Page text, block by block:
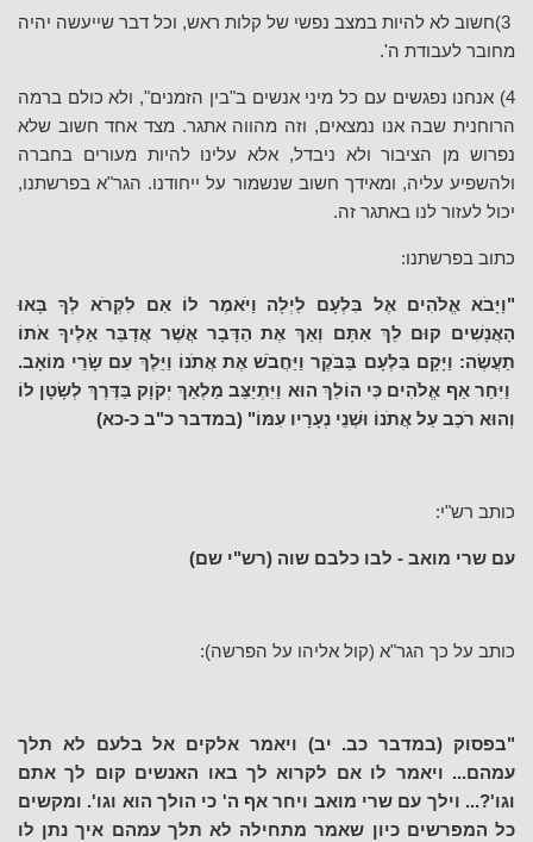
3)חשוב לא להיות במצב נפשי של קלות ראש, וכל דבר שייעשה יהיה
מחובר לעבודת ה'.
4) אנחנו נפגשים עם כל מיני אנשים ב"בין הזמנים", ולא כולם ברמה
הרוחנית שבה אנו נמצאים, וזה מהווה אתגר. מצד אחד חשוב שלא
נפרוש מן הציבור ולא ניבדל, אלא עלינו להיות מעורים בחברה
ולהשפיע עליה, ומאידך חשוב שנשמור על ייחודנו. הגר"א בפרשתנו,
יכול לעזור לנו באתגר זה.
כתוב בפרשתנו:
"וַיָּבֹא אֱלֹהִים אֶל בִּלְעָם לַיְלָה וַיֹּאמֶר לוֹ אִם לִקְרֹא לְךָ בָּאוּ
הָאֲנָשִׁים קוּם לֵךְ אִתָּם וְאַךְ אֶת הַדָּבָר אֲשֶׁר אֲדַבֵּר אֵלֶיךָ אֹתוֹ
תַעֲשֶׂה: וַיָּקָם בִּלְעָם בַּבֹּקֶר וַיַּחֲבֹשׁ אֶת אֲתֹנוֹ וַיֵּלֶךְ עִם שָׂרֵי מוֹאָב.
וַיִּחַר אַף אֱלֹהִים כִּי הוֹלֵךְ הוּא וַיִּתְיַצֵּב מַלְאַךְ יְקֹוָק בַּדֶּרֶךְ לְשָׂטָן לוֹ
וְהוּא רֹכֵב עַל אֲתֹנוֹ וּשְׁנֵי נְעָרָיו עִמּוֹ" (במדבר כ"ב כ-כא)
כותב רש"י:
עם שרי מואב - לבו כלבם שוה (רש"י שם)
כותב על כך הגר"א (קול אליהו על הפרשה):
"בפסוק (במדבר כב. יב) ויאמר אלקים אל בלעם לא תלך
עמהם... ויאמר לו אם לקרוא לך באו האנשים קום לך אתם
וגו'?... וילך עם שרי מואב ויחר אף ה' כי הולך הוא וגו'. ומקשים
כל המפרשים כיון שאמר מתחילה לא תלך עמהם איך נתן לו